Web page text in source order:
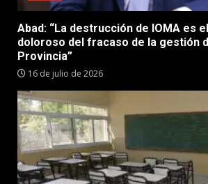
Abad: “La destrucción de IOMA es
doloroso del fracaso de la gestión
Provincia”
16 de julio de 2026